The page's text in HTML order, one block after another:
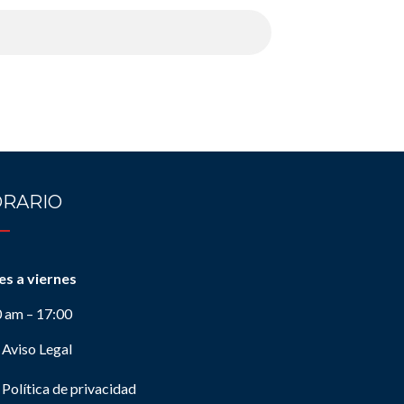
a viernes
am – 17:00
Aviso Legal
Política de privacidad